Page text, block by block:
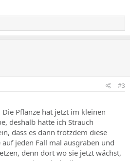
#3
Pflanze hat jetzt im kleinen
deshalb hatte ich Strauch
dass es dann trotzdem diese
jeden Fall mal ausgraben und
denn dort wo sie jetzt wächst,